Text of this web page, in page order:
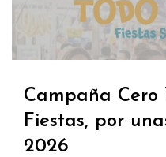
Campaña Cero
Fiestas, por
2026